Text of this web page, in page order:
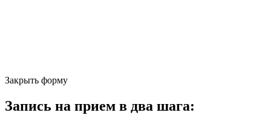
Закрыть форму
Запись на прием в два шага: